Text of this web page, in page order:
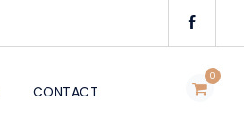
0
CONTACT